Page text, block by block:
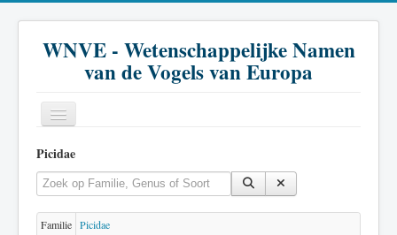
WNVE - Wetenschappelijke Namen
van de Vogels van Europa
Home
Inleiding
Soort
Picidae
Vul een deel van de titel in
Familie Picidae